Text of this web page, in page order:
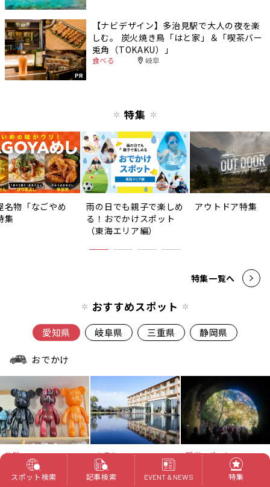
PR
【ナビデザイン】多治見駅で大人の夜を楽
しむ。 炭火焼き鳥「はと家」＆「喫茶バー
兎角（TOKAKU）」
食べる 岐阜
特集
名物「なごやめ
集
雨の日でも親子で楽しめ
る！おでかけスポット
（東海エリア編）
アウトドア特集
特集一覧へ
おすすめスポット
愛知県 岐阜県 三重県 静岡県
おでかけ
体験
Little Fun DIY
Studio
ホテル
ホテルインディゴ犬
山有楽苑
観光スポット
愛岐トンネル群
春日井市
スポット検索 記事検索 EVENT & NEWS 特集